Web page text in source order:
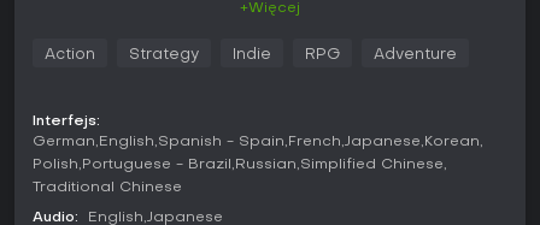
trzeba eskortować krystalicznego bota do rdzenia stacji,
ustawiają je tak, by blokować newralgiczne przejścia i
tworzyć strefy bezpieczeństwa. Dostępne bronie obejmują
miotacze ognia i precyzyjne narzędzia, a właściwy dobór
ekwipunku decyduje o przetrwaniu w ciasnych korytarzach.
+Więcej
Action Strategy Indie RPG Adventure
Interfejs:
German English Spanish - Spain French Japanese Korean
Polish Portuguese - Brazil Russian Simplified Chinese
Traditional Chinese
Audio: English Japanese